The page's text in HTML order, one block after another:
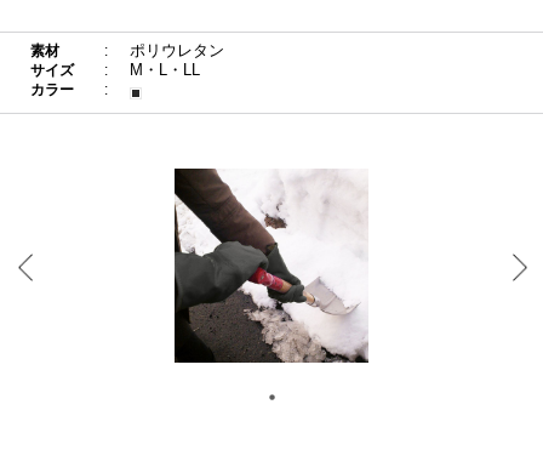
素材 ポリウレタン
サイズ M・L・LL
カラー